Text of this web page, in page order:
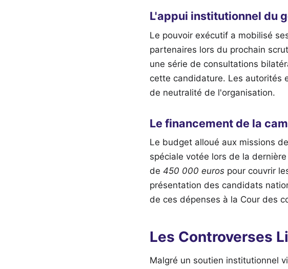
L'appui institutionnel du
Le pouvoir exécutif a mobilisé
partenaires lors du prochain
une série de consultations
cette candidature. Les autorités
de neutralité de l'organisation.
Le financement de la
Le budget alloué aux missions
spéciale votée lors de la
de 450 000 euros pour couvrir
présentation des candidats
de ces dépenses à la Cour des
Les Controverses
Malgré un soutien institutionnel